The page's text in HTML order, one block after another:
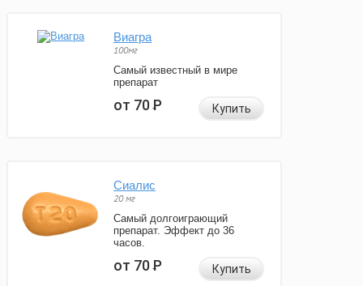
Виагра
100мг
Самый известный в мире
препарат
от 70Р Купить
Сиалис
20 мг
Самый долгоиграющий
препарат. Эффект до 36
часов.
от 70Р Купить